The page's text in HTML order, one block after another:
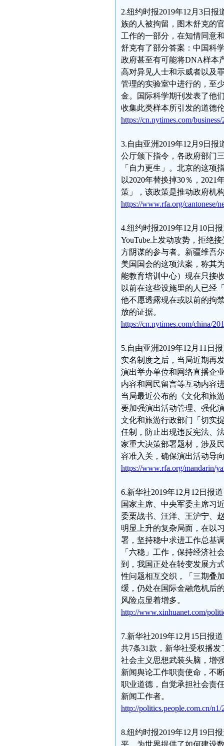
2.纽约时报2019年12月3日
族的人被拘留，图木舒克的
工作的一部分，在知情同意
舒克有了部分答案：中国科
政府甚至有可能将DNA样本
高对异见人士和示威者以及
管理的实验室中进行的，至
金。国际科学期刊发表了他
收集此类样本所引发的道德
https://cn.nytimes.com/
3.自由亚洲2019年12月9日
公厅颁下指令，各政府部门
「自力更生」。北京的这项
以2020年替换掉30％，2021
策」，该政策是推动政府机
https://www.rfa.org/cantonese/
4.纽约时报2019年12月10日
YouTube上发动攻势，拒绝
方阴谋的参与者。新疆维吾
美国国会的这项法案，称其
能教育培训中心）现在只接
以前在这些设施里的人已经
他不愿透露现在或以前的拘
放的证据。
https://cn.nytimes.com/china/
5.自由亚洲2019年12月11日
实名制度之后，当局近期再
演出举办单位和网络直播企
内容和网民留言等互动内容
当局最近公布的《文化和旅
要加强演出活动管理、强化
文化和旅游行政部门「切实
任制，防止出现违反宪法、
家重大决策部署题材，涉及
容准入关，确保演出活动导
https://www.rfa.org/mandarin/
6.新华社2019年12月12日报
国家主席、中央军委主席习
委栗战书、汪洋、王沪宁、
明显上升的复杂局面，在以
署，坚持稳中求进工作总基
「六稳」工作，保持经济社
到，我国正处在转变发展方
性问题相互交织，「三期叠
缓，仍处在国际金融危机后
风险点显着增多。
http://www.xinhuanet.com/
7.新华社2019年12月15日报
共7条31款，新华社受权播
社会主义思想武装头脑，增
新闻舆论工作职责使命，不
职业道德，自觉承担社会责
新闻工作者。
http://politics.people.com.cn/
8.纽约时报2019年12月19日
平，为世界提供了如何建设